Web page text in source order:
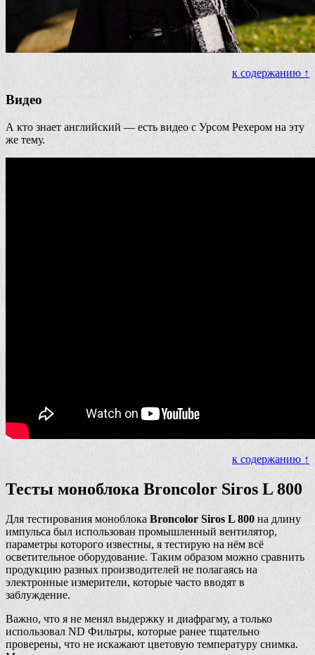
к содержанию ↑
Видео
А кто знает английский — есть видео с Урсом Рехером на эту
же тему.
к содержанию ↑
Тесты моноблока Broncolor Siros L 800
Для тестирования моноблока Broncolor Siros L 800 на длину
импульса был использован промышленный вентилятор,
параметры которого известны, я тестирую на нём всё
осветительное оборудование. Таким образом можно сравнить
продукцию разных производителей не полагаясь на
электронные измерители, которые часто вводят в
заблуждение.
Важно, что я не менял выдержку и диафрагму, а только
использовал ND Фильтры, которые ранее тщательно
проверены, что не искажают цветовую температуру снимка.